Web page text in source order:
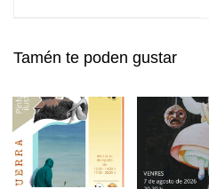
Tamén te poden gustar